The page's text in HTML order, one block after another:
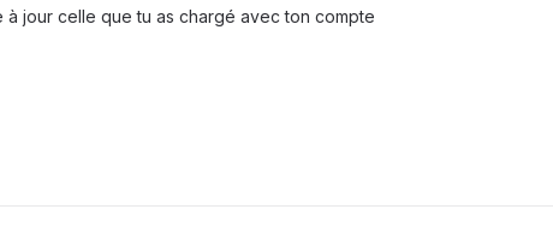
à jour celle que tu as chargé avec ton compte